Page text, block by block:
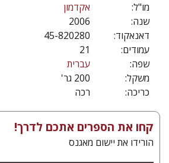
מו"ל:
אקדמון
שנה:
2006
דאנאקוד:
45-820280
עמודים:
21
שפה:
עברית
משקל:
200 גר'
כריכה:
רכה
קחו את הספרים אתכם לדרך!
הורידו את יישום מאגנס